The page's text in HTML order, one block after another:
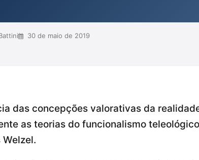
30 de maio de 2019
das concepções valorativas da
as teorias do funcionalismo